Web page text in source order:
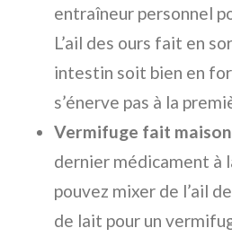
entraîneur personnel
L’ail des ours fait en
intestin soit bien en
s’énerve pas à la
Vermifuge fait
dernier médicament à
pouvez mixer de l’ail
de lait pour un